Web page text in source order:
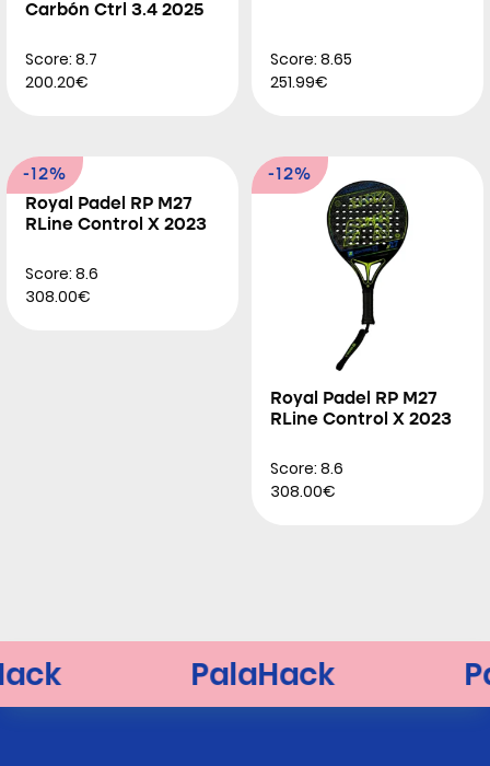
Carbón Ctrl 3.4 2025
Score: 8.7
200.20€
Score: 8.65
251.99€
-12%
Royal Padel RP M27
RLine Control X 2023
Score: 8.6
308.00€
-12%
Royal Padel RP M27
RLine Control X 2023
Score: 8.6
308.00€